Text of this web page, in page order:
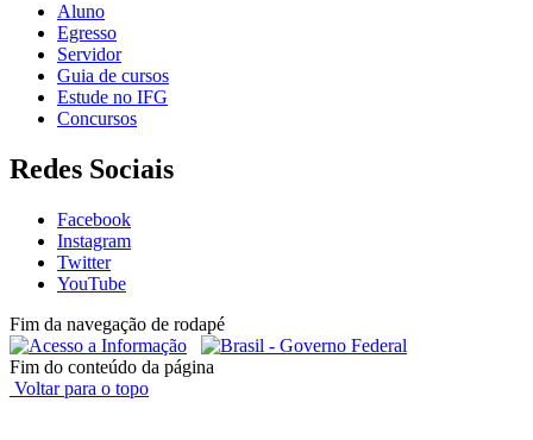
Aluno
Egresso
Servidor
Guia de cursos
Estude no IFG
Concursos
Redes Sociais
Facebook
Instagram
Twitter
YouTube
Fim da navegação de rodapé
Fim do conteúdo da página
Voltar para o topo